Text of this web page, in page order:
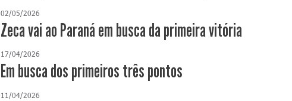
02/05/2026
Zeca vai ao Paraná em busca da primeira vitória
17/04/2026
​Em busca dos primeiros três pontos
11/04/2026